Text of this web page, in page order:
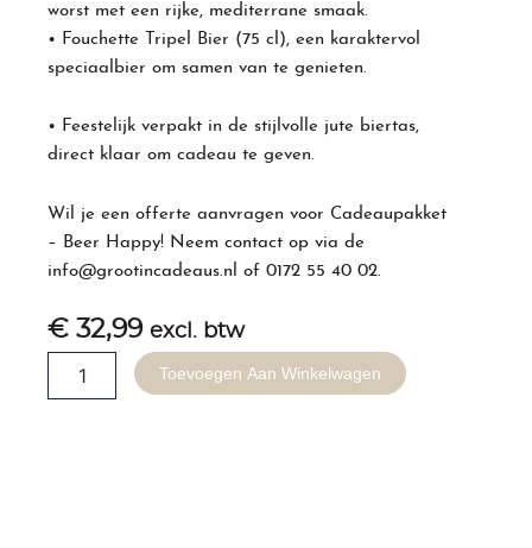
worst met een rijke, mediterrane smaak.
• Fouchette Tripel Bier (75 cl), een karaktervol
speciaalbier om samen van te genieten.
• Feestelijk verpakt in de stijlvolle jute biertas,
direct klaar om cadeau te geven.
Wil je een offerte aanvragen voor Cadeaupakket
– Beer Happy! Neem contact op via de
info@grootincadeaus.nl
of0172 55 40 02.
€ 32,99 excl. btw
Cadeaupakket
Toevoegen Aan Winkelwagen